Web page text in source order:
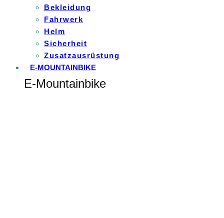
Bekleidung
Fahrwerk
Helm
Sicherheit
Zusatzausrüstung
E-MOUNTAINBIKE
E-Mountainbike